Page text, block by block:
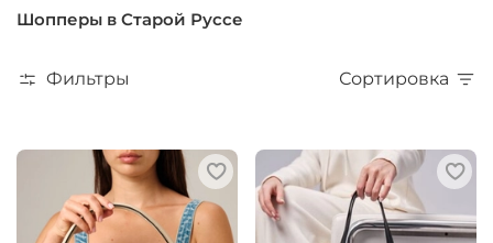
Шопперы в Старой Руссе
Фильтры Сортировка